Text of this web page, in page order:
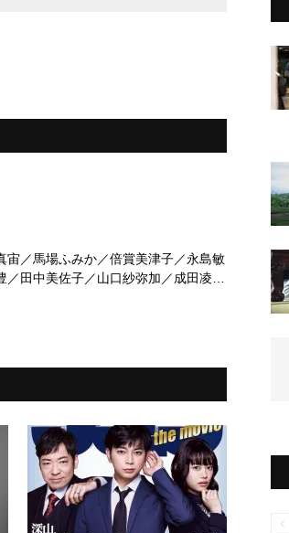
／馬場ふみか／倍賞美津子／永島敏
田中美佐子／山口紗弥加／成田凌／